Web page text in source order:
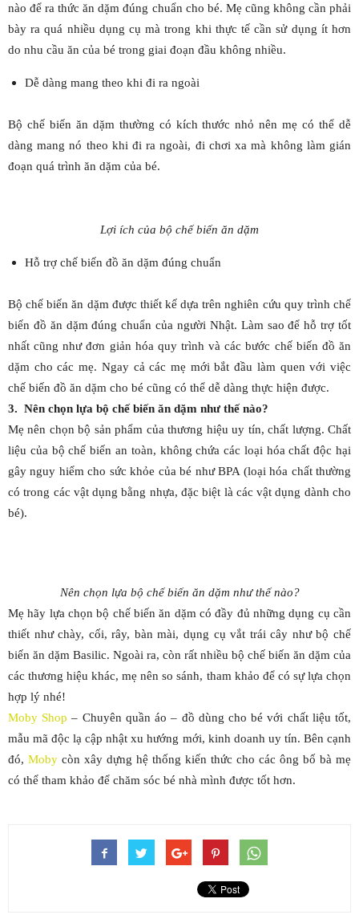
nào để ra thức ăn dặm đúng chuẩn cho bé. Mẹ cũng không cần phải
bày ra quá nhiều dụng cụ mà trong khi thực tế cần sử dụng ít hơn
do nhu cầu ăn của bé trong giai đoạn đầu không nhiều.
Dễ dàng mang theo khi đi ra ngoài
Bộ chế biến ăn dặm thường có kích thước nhỏ nên mẹ có thể dễ
dàng mang nó theo khi đi ra ngoài, đi chơi xa mà không làm gián
đoạn quá trình ăn dặm của bé.
Lợi ích của bộ chế biến ăn dặm
Hỗ trợ chế biến đồ ăn dặm đúng chuẩn
Bộ chế biến ăn dặm được thiết kế dựa trên nghiên cứu quy trình chế
biến đồ ăn dặm đúng chuẩn của người Nhật. Làm sao để hỗ trợ tốt
nhất cũng như đơn giản hóa quy trình và các bước chế biến đồ ăn
dặm cho các mẹ. Ngay cả các mẹ mới bắt đầu làm quen với việc
chế biến đồ ăn dặm cho bé cũng có thể dễ dàng thực hiện được.
3. Nên chọn lựa bộ chế biến ăn dặm như thế nào?
Mẹ nên chọn bộ sản phẩm của thương hiệu uy tín, chất lượng. Chất
liệu của bộ chế biến an toàn, không chứa các loại hóa chất độc hại
gây nguy hiểm cho sức khỏe của bé như BPA (loại hóa chất thường
có trong các vật dụng bằng nhựa, đặc biệt là các vật dụng dành cho
bé).
Nên chọn lựa bộ chế biến ăn dặm như thế nào?
Mẹ hãy lựa chọn bộ chế biến ăn dặm có đầy đủ những dụng cụ cần
thiết như chày, cối, rây, bàn mài, dụng cụ vắt trái cây như bộ chế
biến ăn dặm Basilic. Ngoài ra, còn rất nhiều bộ chế biến ăn dặm của
các thương hiệu khác, mẹ nên so sánh, tham khảo để có sự lựa chọn
hợp lý nhé!
Moby Shop – Chuyên quần áo – đồ dùng cho bé với chất liệu tốt,
mẫu mã độc lạ cập nhật xu hướng mới, kinh doanh uy tín. Bên cạnh
đó, Moby còn xây dựng hệ thống kiến thức cho các ông bố bà mẹ
có thể tham khảo để chăm sóc bé nhà mình được tốt hơn.